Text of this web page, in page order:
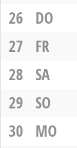
26
DO
27
FR
28
SA
29
SO
30
MO